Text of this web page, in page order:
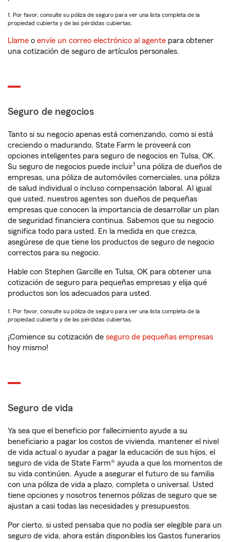
1. Por favor, consulte su póliza de seguro para ver una lista completa de la
propiedad cubierta y de las pérdidas cubiertas.
Llame o envíe un correo electrónico al agente para obtener
una cotización de seguro de artículos personales.
Seguro de negocios
Tanto si su negocio apenas está comenzando, como si está
creciendo o madurando, State Farm le proveerá con
opciones inteligentes para seguro de negocios en Tulsa, OK.
Su seguro de negocios puede incluir1 una póliza de dueños de
empresas, una póliza de automóviles comerciales, una póliza
de salud individual o incluso compensación laboral. Al igual
que usted, nuestros agentes son dueños de pequeñas
empresas que conocen la importancia de desarrollar un plan
de seguridad financiera continua. Sabemos que su negocio
significa todo para usted. En la medida en que crezca,
asegúrese de que tiene los productos de seguro de negocio
correctos para su negocio.
Hable con Stephen Garcille en Tulsa, OK para obtener una
cotización de seguro para pequeñas empresas y elija qué
productos son los adecuados para usted.
1. Por favor, consulte su póliza de seguro para ver una lista completa de la
propiedad cubierta y de las pérdidas cubiertas.
¡Comience su cotización de seguro de pequeñas empresas
hoy mismo!
Seguro de vida
Ya sea que el beneficio por fallecimiento ayude a su
beneficiario a pagar los costos de vivienda, mantener el nivel
de vida actual o ayudar a pagar la educación de sus hijos, el
seguro de vida de State Farm® ayuda a que los momentos de
su vida continúen. Ayude a asegurar el futuro de su familia
con una póliza de vida a plazo, completa o universal. Usted
tiene opciones y nosotros tenemos pólizas de seguro que se
ajustan a casi todas las necesidades y presupuestos.
Por cierto, si usted pensaba que no podía ser elegible para un
seguro de vida, ahora están disponibles los Gastos funerarios